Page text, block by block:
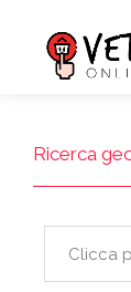
Ricerca
Clicca